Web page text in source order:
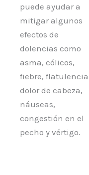
puede ayudar a
mitigar algunos
efectos de
dolencias como
asma, cólicos,
fiebre,
dolor de cabeza,
náuseas,
congestión en el
pecho y vértigo.